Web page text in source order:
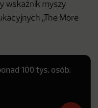
wskaźnik myszy
„The More
100 tys. osób.